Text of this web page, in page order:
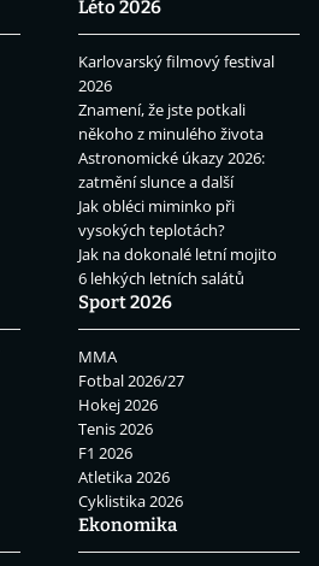
Léto 2026
Karlovarský filmový festival
2026
Znamení, že jste potkali
někoho z minulého života
Astronomické úkazy 2026:
zatmění slunce a další
Jak obléci miminko při
vysokých teplotách?
Jak na dokonalé letní mojito
6 lehkých letních salátů
Sport 2026
MMA
Fotbal 2026/27
Hokej 2026
Tenis 2026
F1 2026
Atletika 2026
Cyklistika 2026
Ekonomika